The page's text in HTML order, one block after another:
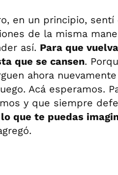
en un principio,
de la misma
así. Para que
que se cansen.
ahora
Acá esperamos.
y que siempre
que te puedas